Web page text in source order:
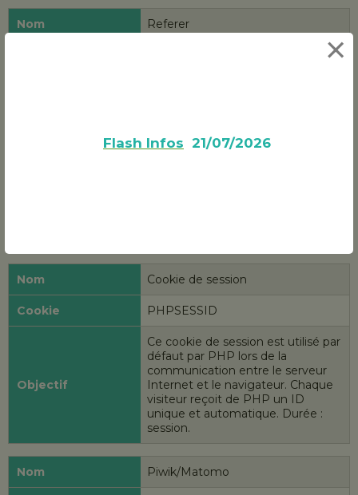
×
Flash Infos 21/07/2026
Referer
Cookie de session
PHPSESSID
Ce cookie de session est utilisé par
défaut par PHP lors de la
communication entre le serveur
Internet et le navigateur. Chaque
visiteur reçoit de PHP un ID
unique et automatique. Durée :
session.
Piwik/Matomo